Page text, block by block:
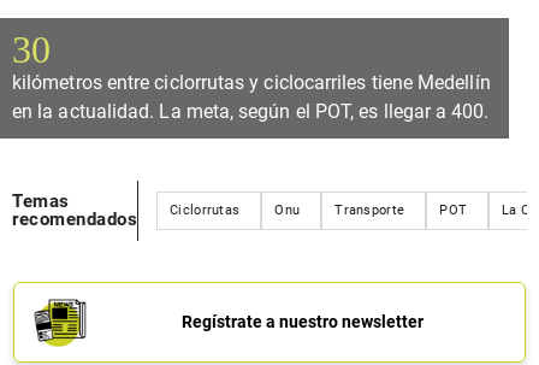
30
kilómetros entre ciclorrutas y ciclocarriles tiene Medellín
en la actualidad. La meta, según el POT, es llegar a 400.
Temas
recomendados
Ciclorrutas Onu Transporte POT La
Regístrate a nuestro newsletter